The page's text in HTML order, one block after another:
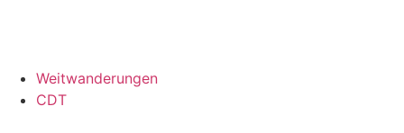
Weitwanderungen
CDT